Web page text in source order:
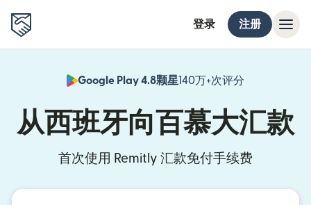
登录 注册
Google Play 4.8颗星140万+次评分
从西班牙向百慕大汇款
首次使用 Remitly 汇款免付手续费